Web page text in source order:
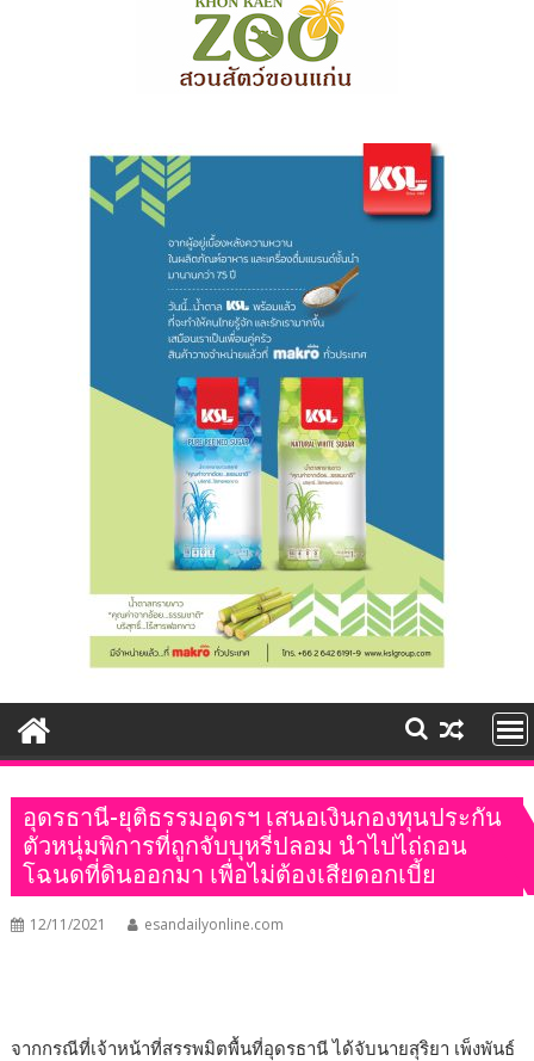
อุดรธานี-ยุติธรรมอุดรฯ เสนอเงินกองทุนประกัน
ตัวหนุ่มพิการที่ถูกจับบุหรี่ปลอม นำไปไถ่ถอน
โฉนดที่ดินออกมา เพื่อไม่ต้องเสียดอกเบี้ย
12/11/2021 esandailyonline.com
จากกรณีที่เจ้าหน้าที่สรรพมิตพื้นที่อุดรธานี ได้จับนายสุริยา เพ็งพันธ์